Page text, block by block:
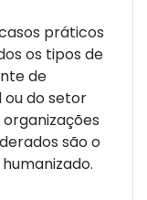
práticos
os tipos de
de
do setor
são o